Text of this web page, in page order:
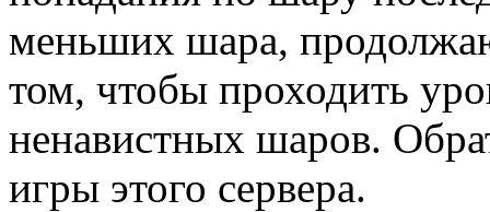
меньших шара,
том, чтобы проходить
ненавистных шаров.
игры этого сервера.